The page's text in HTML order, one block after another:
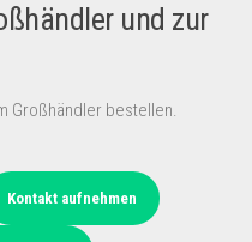
und zur
Großhändler bestellen.
Kontakt aufnehmen